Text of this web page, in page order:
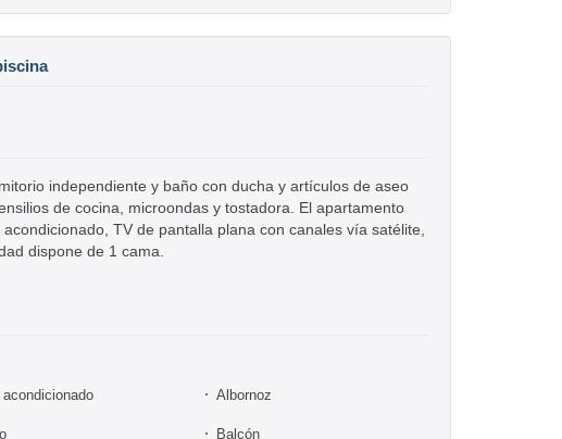
independiente y baño con ducha y artículos de aseo
de cocina, microondas y tostadora. El apartamento
TV de pantalla plana con canales vía satélite,
dispone de 1 cama.
Albornoz
Balcón